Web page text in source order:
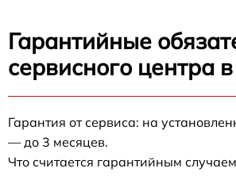
Гарантийные
сервисного центра
Гарантия от сервиса: на
— до 3 месяцев.
Что считается гарантийным